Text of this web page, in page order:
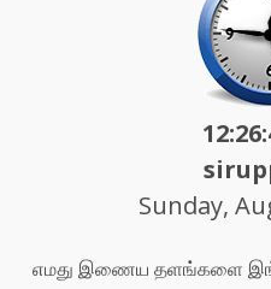
Sunday,
எமது இணைய தளங்களை